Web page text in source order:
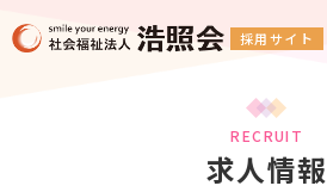
採用サイト
RECRUIT
求人情報